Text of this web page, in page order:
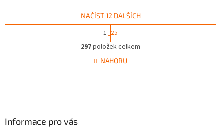
O
v
l
á
NAČÍST 12 DALŠÍCH
S
t
r
á
n
k
v
1 25
297položek celkem
NAHORU
Informace pro vás